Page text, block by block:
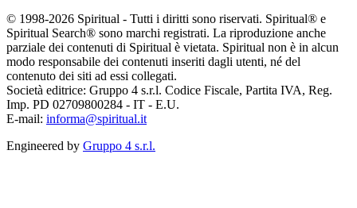
© 1998-2026 Spiritual - Tutti i diritti sono riservati. Spiritual® e
Spiritual Search® sono marchi registrati. La riproduzione anche
parziale dei contenuti di Spiritual è vietata. Spiritual non è in alcun
modo responsabile dei contenuti inseriti dagli utenti, né del
contenuto dei siti ad essi collegati.
Società editrice: Gruppo 4 s.r.l. Codice Fiscale, Partita IVA, Reg.
Imp. PD 02709800284 - IT - E.U.
E-mail: informa@spiritual.it
Engineered by Gruppo 4 s.r.l.